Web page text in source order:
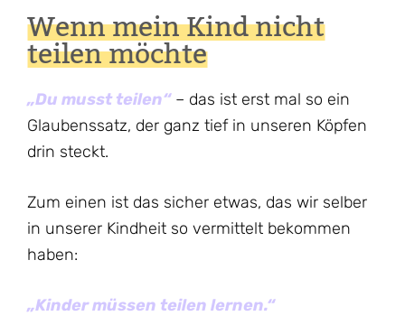
Wenn mein Kind nicht
teilen möchte
„Du musst teilen“– das ist erst mal so ein
Glaubenssatz, der ganz tief in unseren Köpfen
drin steckt.
Zum einen ist das sicher etwas, das wir selber
in unserer Kindheit so vermittelt bekommen
haben:
„Kinder müssen teilen lernen.“